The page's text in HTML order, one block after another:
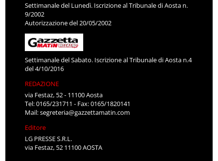
Settimanale del Lunedì. Iscrizione al Tribunale di Aosta n.
9/2002
Autorizzazione del 20/05/2002
Settimanale del Sabato. Iscrizione al Tribunale di Aosta n.4
del 4/10/2016
REDAZIONE
via Festaz, 52 - 11100 Aosta
Tel: 0165/231711 - Fax: 0165/1820141
Mail:segreteria@gazzettamatin.com
Editore
LG PRESSE S.R.L.
via Festaz, 52 11100 AOSTA